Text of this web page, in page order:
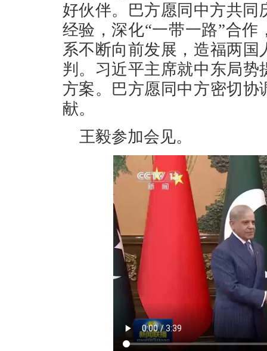
好伙伴。巴方愿同中方共同
经验，深化“一带一路”合
系不断向前发展，造福两
判。习近平主席就中东局
方案。巴方愿同中方密切
献。
王毅参加会见。